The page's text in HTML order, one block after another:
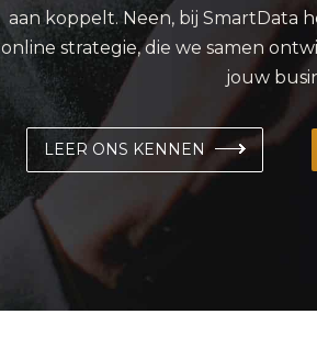
aan koppelt. Neen, bij SmartData
online strategie, die we samen
jouw
LEER ONS KENNEN